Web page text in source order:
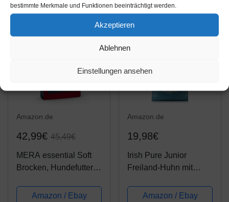
bestimmte Merkmale und Funktionen beeinträchtigt werden.
Akzeptieren
Ablehnen
Einstellungen ansehen
Rassen, für den aktiven
Amazon.de
42,99€ 45,49€
MERA essential Soft
Brocken, Hundefutter
Hunderassen,
Amazon / Ebay
Amazon.de
19,98€
Irish Pure Junior
Freiland-Huhn mit
Welpen Trockenfutter
Amazon / Ebay